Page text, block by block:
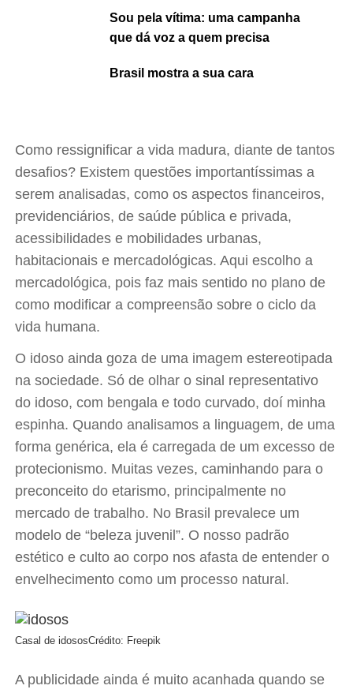
Sou pela vítima: uma campanha
que dá voz a quem precisa
Brasil mostra a sua cara
Como ressignificar a vida madura, diante de tantos
desafios? Existem questões importantíssimas a
serem analisadas, como os aspectos financeiros,
previdenciários, de saúde pública e privada,
acessibilidades e mobilidades urbanas,
habitacionais e mercadológicas. Aqui escolho a
mercadológica, pois faz mais sentido no plano de
como modificar a compreensão sobre o ciclo da
vida humana.
O idoso ainda goza de uma imagem estereotipada
na sociedade. Só de olhar o sinal representativo
do idoso, com bengala e todo curvado, doí minha
espinha. Quando analisamos a linguagem, de uma
forma genérica, ela é carregada de um excesso de
protecionismo. Muitas vezes, caminhando para o
preconceito do etarismo, principalmente no
mercado de trabalho. No Brasil prevalece um
modelo de “beleza juvenil”. O nosso padrão
estético e culto ao corpo nos afasta de entender o
envelhecimento como um processo natural.
Casal de idososCrédito: Freepik
A publicidade ainda é muito acanhada quando se